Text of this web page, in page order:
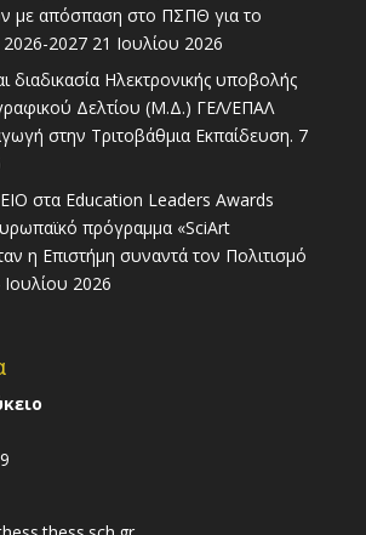
με απόσπαση στο ΠΣΠΘ για το
2026-2027 21 Ιουλίου 2026
διαδικασία Ηλεκτρονικής υποβολής
Δελτίου (Μ.Δ.) ΓΕΛ/ΕΠΑΛ
στην Τριτοβάθμια Εκπαίδευση. 7
στα Education Leaders Awards
πρόγραμμα «SciArt
η Επιστήμη συναντά τον Πολιτισμό
Ιουλίου 2026